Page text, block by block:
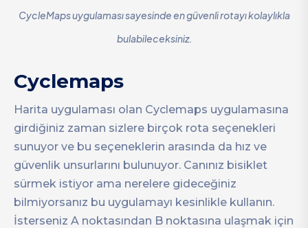
CycleMaps uygulaması sayesinde en güvenli rotayı kolaylıkla
bulabileceksiniz.
Cyclemaps
Harita uygulaması olan Cyclemaps uygulamasına
girdiğiniz zaman sizlere birçok rota seçenekleri
sunuyor ve bu seçeneklerin arasında da hız ve
güvenlik unsurlarını bulunuyor. Canınız bisiklet
sürmek istiyor ama nerelere gideceğiniz
bilmiyorsanız bu uygulamayı kesinlikle kullanın.
İsterseniz A noktasından B noktasına ulaşmak için